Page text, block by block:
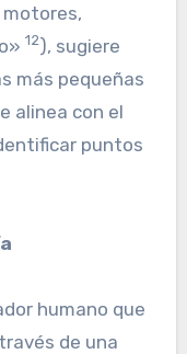
12), sugiere
más pequeñas
alinea con el
puntos
humano que
de una